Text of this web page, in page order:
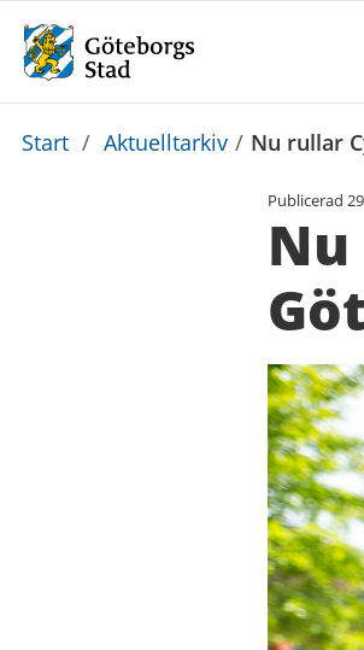
Du
Start / Aktuelltarkiv / Nu rullar
Publicerad